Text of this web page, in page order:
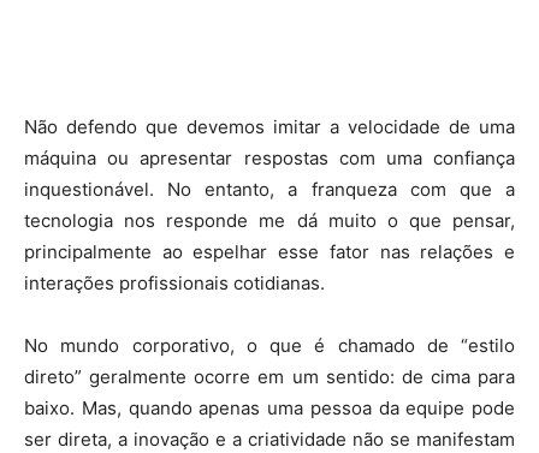
Não defendo que devemos imitar a velocidade de uma
máquina ou apresentar respostas com uma confiança
inquestionável. No entanto, a franqueza com que a
tecnologia nos responde me dá muito o que pensar,
principalmente ao espelhar esse fator nas relações e
interações profissionais cotidianas.
No mundo corporativo, o que é chamado de “estilo
direto” geralmente ocorre em um sentido: de cima para
baixo. Mas, quando apenas uma pessoa da equipe pode
ser direta, a inovação e a criatividade não se manifestam